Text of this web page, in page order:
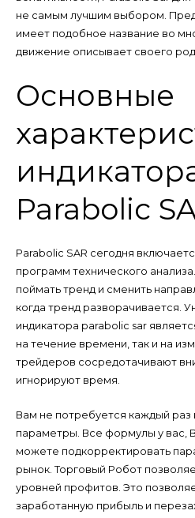
не самым лучшим выбором.
имеет подобное название во
движение описывает своего
Основные
Parabolic
Parabolic SAR сегодня
программ технического
поймать тренд и сменить
когда тренд разворачивается.
индикатора parabolic sar
на течение времени, так и на
трейдеров сосредотачивают
игнорируют время.
Вам не потребуется каждый раз
параметры. Все формулы у вас,
можете подкорректировать
рынок. Торговый Робот
уровней профитов. Это
заработанную прибыль и